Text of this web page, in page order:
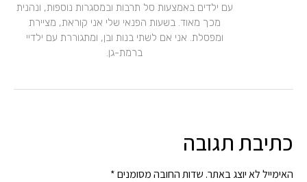
עם ילדים באמצעות סל תרבות ובמסגרות נוספות, ונהנית
מכך מאוד. בשעות הפנאי שלי אני קוראת, מציירת
ומפסלת. אני אם לשתי בנות ובן, ומתגוררת עם ילדיי
ברמת-גן.
כתיבת תגובה
האימייל לא יוצג באתר. שדות החובה מסומנים*